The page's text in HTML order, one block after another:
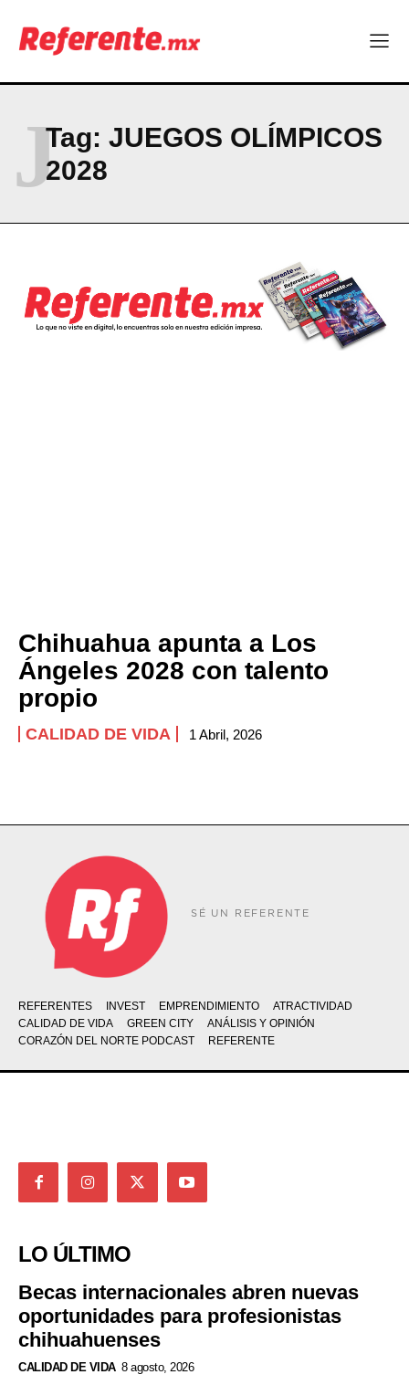
Más escuelas renovadas: fortalecen espacios para el regreso
a clases
Company
ABOUT
PRIVACY POLICY
NEWSLETTER
Tag: JUEGOS OLÍMPICOS
2028
J
Chihuahua apunta a Los
Ángeles 2028 con talento
propio
CALIDAD DE VIDA 1 Abril, 2026
SÉ UN REFERENTE
REFERENTES INVEST EMPRENDIMIENTO
ATRACTIVIDAD
CALIDAD DE VIDA
GREEN CITY
ANÁLISIS Y OPINIÓN
CORAZÓN DEL NORTE PODCAST
REFERENTE
LO ÚLTIMO
Becas internacionales abren nuevas
oportunidades para profesionistas
chihuahuenses
CALIDAD DE VIDA 8 agosto, 2026